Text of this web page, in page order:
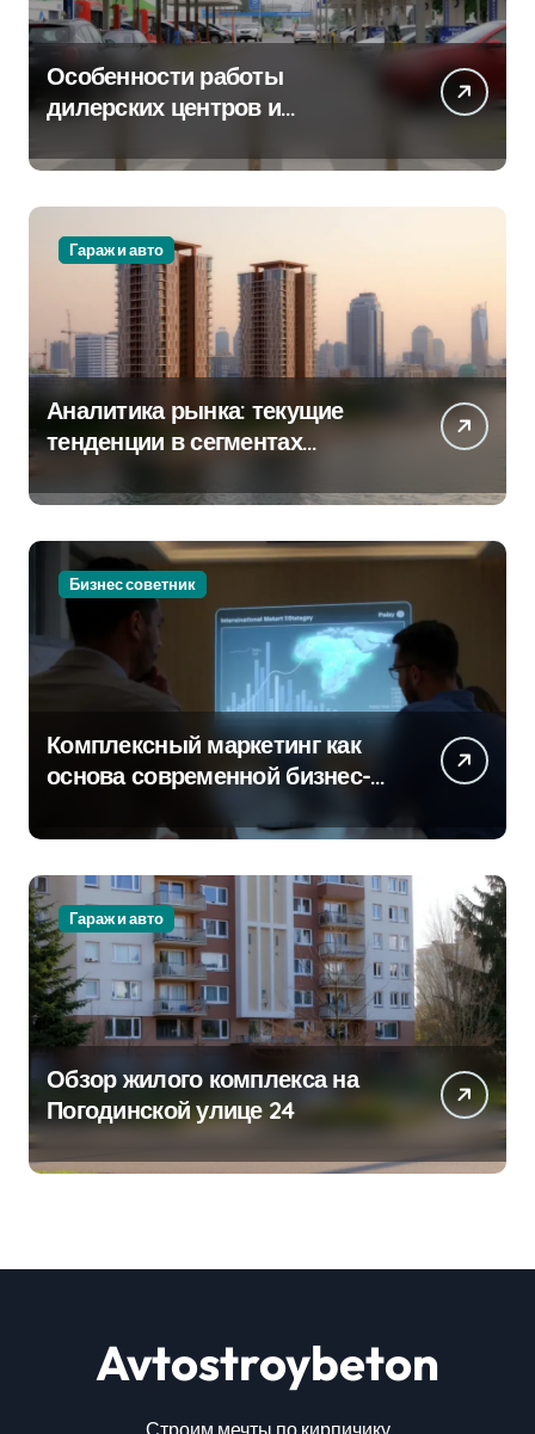
Особенности работы
дилерских центров и
крупных проспектах
Гараж и авто
Аналитика рынка: текущие
тенденции в сегментах
Бизнес советник
Комплексный маркетинг как
основа современной бизнес-
Гараж и авто
Обзор жилого комплекса на
Погодинской улице 24
Avtostroybeton